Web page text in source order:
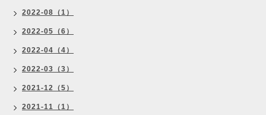
2022-08（1）
2022-05（6）
2022-04（4）
2022-03（3）
2021-12（5）
2021-11（1）